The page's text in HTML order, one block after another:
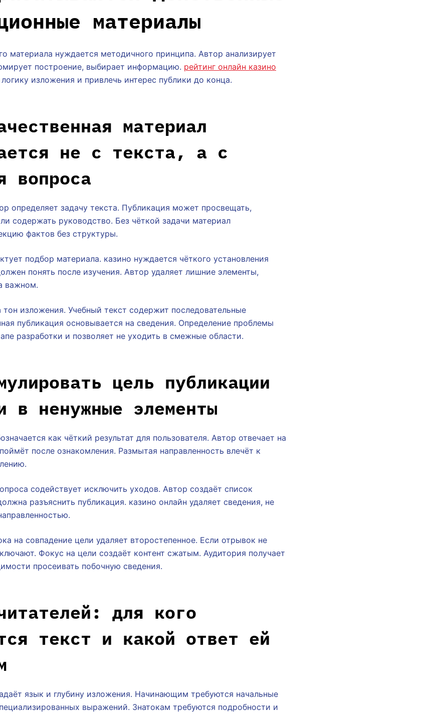
материалы
материала нуждается методичного принципа. Автор анализирует
построение, выбирает информацию. рейтинг онлайн казино
изложения и привлечь интерес публики до конца.
материал
не с текста, а с
вопроса
определяет задачу текста. Публикация может просвещать,
содержать руководство. Без чёткой задачи материал
фактов без структуры.
подбор материала. казино нуждается чёткого установления
понять после изучения. Автор удаляет лишние элементы,
важном.
тон изложения. Учебный текст содержит последовательные
публикация основывается на сведения. Определение проблемы
разработки и позволяет не уходить в смежные области.
цель публикации
в ненужные элементы
как чёткий результат для пользователя. Автор отвечает на
после ознакомления. Размытая направленность влечёт к
содействует исключить уходов. Автор создаёт список
разъяснить публикация. казино онлайн удаляет сведения, не
на совпадение цели удаляет второстепенное. Если отрывок не
Фокус на цели создаёт контент сжатым. Аудитория получает
просеивать побочную сведения.
для кого
текст и какой ответ ей
язык и глубину изложения. Начинающим требуются начальные
выражений. Знатокам требуются подробности и